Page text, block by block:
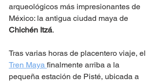
arqueológicos más impresionantes de
México: la antigua ciudad maya de
Chichén Itzá.
Tras varias horas de placentero viaje, el
Tren Maya finalmente arriba a la
pequeña estación de Pisté, ubicada a